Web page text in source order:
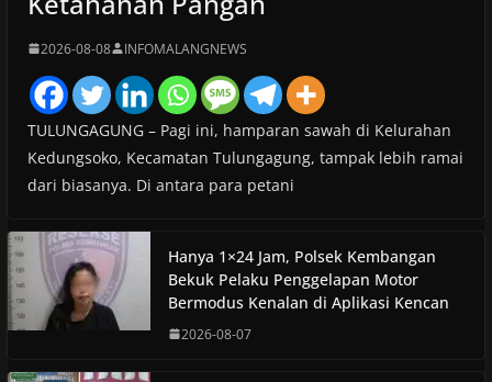
2026-08-08 INFOMALANGNEWS
TULUNGAGUNG – Pagi ini, hamparan sawah di Kelurahan
Kedungsoko, Kecamatan Tulungagung, tampak lebih ramai
dari biasanya. Di antara para petani
Hanya 1×24 Jam, Polsek Kembangan
Bekuk Pelaku Penggelapan Motor
Bermodus Kenalan di Aplikasi Kencan
2026-08-07